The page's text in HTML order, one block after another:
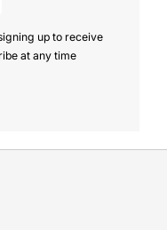
up to receive
at any time